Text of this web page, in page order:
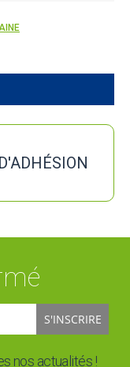
S'INSCRIRE
nos actualités !